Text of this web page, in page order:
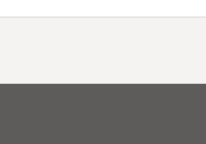
いた。この企業の社長であ